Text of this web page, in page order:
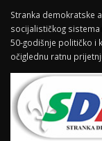
Stranka demokratske
socijalističkog sistema
50-godišnje političko i
očiglednu ratnu